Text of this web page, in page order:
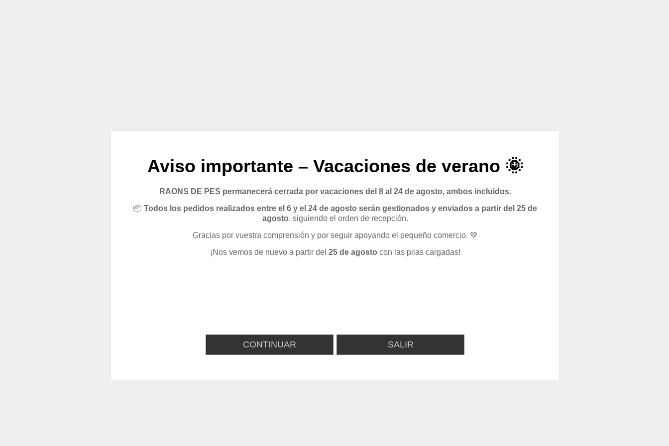
CONTINUAR SALIR
Aviso importante – Vacaciones de verano 🌞
RAONS DE PES permanecerá cerrada por vacaciones del 8 al 24 de agosto, ambos incluidos.
📦 Todos los pedidos realizados entre el 6 y el 24 de agosto serán gestionados y enviados a partir del 25 de
agosto, siguiendo el orden de recepción.
Gracias por vuestra comprensión y por seguir apoyando el pequeño comercio. 💚
¡Nos vemos de nuevo a partir del 25 de agosto con las pilas cargadas!